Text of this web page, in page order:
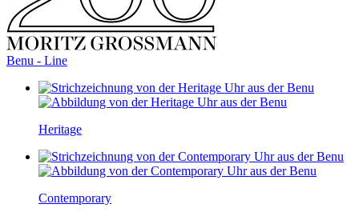
Benu - Line
Heritage
Contemporary